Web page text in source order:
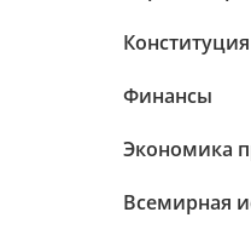
Конституция
Финансы
Экономика
Всемирная